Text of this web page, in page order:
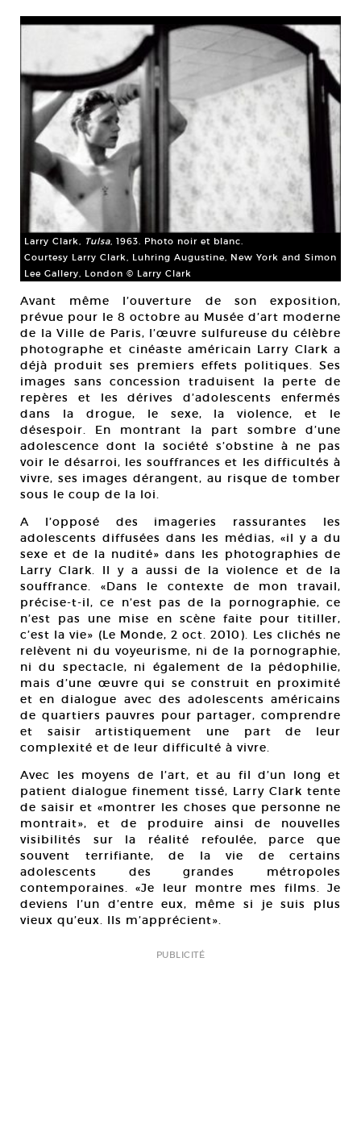
Larry Clark, Tulsa , 1963. Photo noir et blanc.
Courtesy Larry Clark, Luhring Augustine, New York and Simon
Lee Gallery, London © Larry Clark
Avant même l’ouverture de son exposition,
prévue pour le 8 octobre au Musée d’art moderne
de la Ville de Paris, l’œuvre sulfureuse du célèbre
photographe et cinéaste américain Larry Clark a
déjà produit ses premiers effets politiques. Ses
images sans concession traduisent la perte de
repères et les dérives d’adolescents enfermés
dans la drogue, le sexe, la violence, et le
désespoir. En montrant la part sombre d’une
adolescence dont la société s’obstine à ne pas
voir le désarroi, les souffrances et les difficultés à
vivre, ses images dérangent, au risque de tomber
sous le coup de la loi.
A l’opposé des imageries rassurantes les
adolescents diffusées dans les médias, «il y a du
sexe et de la nudité» dans les photographies de
Larry Clark. Il y a aussi de la violence et de la
souffrance. «Dans le contexte de mon travail,
précise-t-il, ce n’est pas de la pornographie, ce
n’est pas une mise en scène faite pour titiller,
c’est la vie» (Le Monde, 2 oct. 2010). Les clichés ne
relèvent ni du voyeurisme, ni de la pornographie,
ni du spectacle, ni également de la pédophilie,
mais d’une œuvre qui se construit en proximité
et en dialogue avec des adolescents américains
de quartiers pauvres pour partager, comprendre
et saisir artistiquement une part de leur
complexité et de leur difficulté à vivre.
Avec les moyens de l’art, et au fil d’un long et
patient dialogue finement tissé, Larry Clark tente
de saisir et «montrer les choses que personne ne
montrait», et de produire ainsi de nouvelles
visibilités sur la réalité refoulée, parce que
souvent terrifiante, de la vie de certains
adolescents des grandes métropoles
contemporaines. «Je leur montre mes films. Je
deviens l’un d’entre eux, même si je suis plus
vieux qu’eux. Ils m’apprécient».
PUBLICITÉ